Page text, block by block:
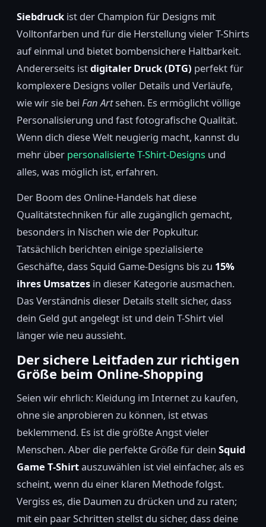
Siebdruck ist der Champion für Designs mit
Volltonfarben und für die Herstellung vieler T-Shirts
auf einmal und bietet bombensichere Haltbarkeit.
Andererseits istdigitaler Druck (DTG) perfekt für
komplexere Designs voller Details und Verläufe,
wie wir sie bei Fan Artsehen. Es ermöglicht völlige
Personalisierung und fast fotografische Qualität.
Wenn dich diese Welt neugierig macht, kannst du
mehr über personalisierte T-Shirt-Designs und
alles, was möglich ist, erfahren.
Der Boom des Online-Handels hat diese
Qualitätstechniken für alle zugänglich gemacht,
besonders in Nischen wie der Popkultur.
Tatsächlich berichten einige spezialisierte
Geschäfte, dass Squid Game-Designs bis zu 15%
ihres Umsatzes in dieser Kategorie ausmachen.
Das Verständnis dieser Details stellt sicher, dass
dein Geld gut angelegt ist und dein T-Shirt viel
länger wie neu aussieht.
Der sichere Leitfaden zur richtigen
Größe beim Online-Shopping
Seien wir ehrlich: Kleidung im Internet zu kaufen,
ohne sie anprobieren zu können, ist etwas
beklemmend. Es ist die größte Angst vieler
Menschen. Aber die perfekte Größe für dein Squid
Game T-Shirtauszuwählen ist viel einfacher, als es
scheint, wenn du einer klaren Methode folgst.
Vergiss es, die Daumen zu drücken und zu raten;
mit ein paar Schritten stellst du sicher, dass deine